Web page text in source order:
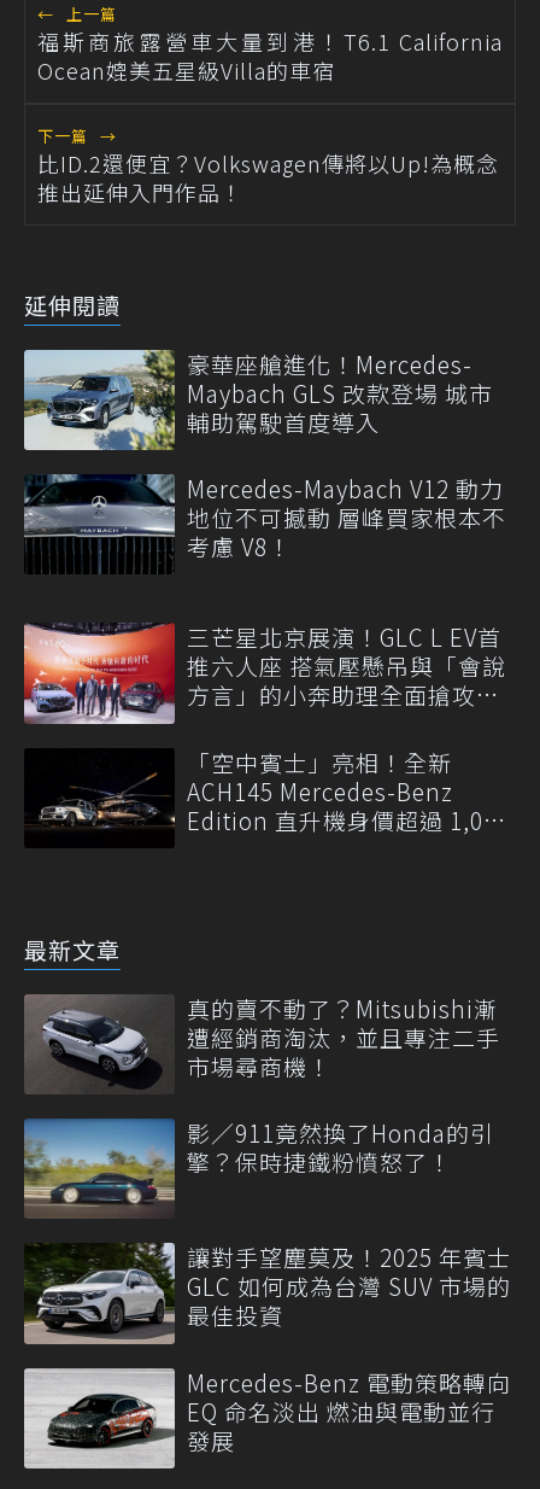
← 上一篇
福斯商旅露營車大量到港！T6.1 California
Ocean媲美五星級Villa的車宿
下一篇 →
比ID.2還便宜？Volkswagen傳將以Up!為概念
推出延伸入門作品！
延伸閱讀
豪華座艙進化！Mercedes-
Maybach GLS 改款登場 城市
輔助駕駛首度導入
Mercedes-Maybach V12 動力
地位不可撼動 層峰買家根本不
考慮 V8！
三芒星北京展演！GLC L EV首
推六人座 搭氣壓懸吊與「會說
方言」的小奔助理全面搶攻高
「空中賓士」亮相！全新
ACH145 Mercedes-Benz
Edition 直升機身價超過 1,000
最新文章
真的賣不動了？Mitsubishi漸
遭經銷商淘汰，並且專注二手
市場尋商機！
影／911竟然換了Honda的引
擎？保時捷鐵粉憤怒了！
讓對手望塵莫及！2025 年賓士
GLC 如何成為台灣 SUV 市場的
最佳投資
Mercedes-Benz 電動策略轉向
EQ 命名淡出 燃油與電動並行
發展